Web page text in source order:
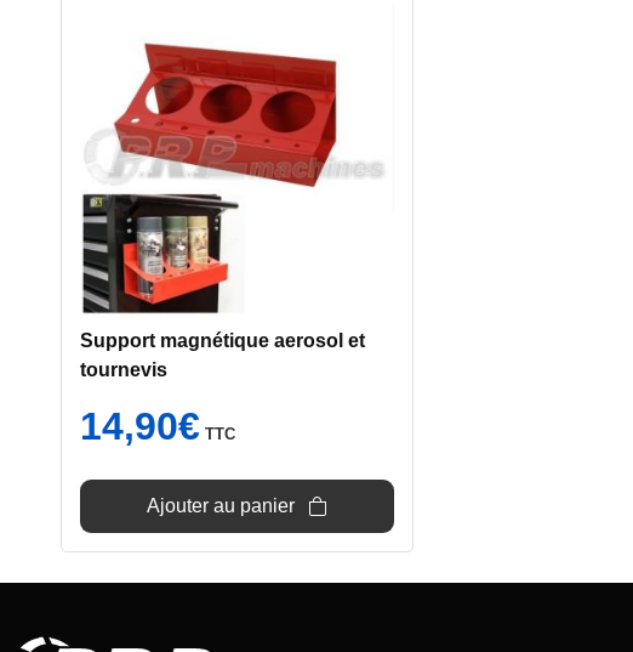
Support magnétique aerosol et
tournevis
14,90€ TTC
Ajouter au panier